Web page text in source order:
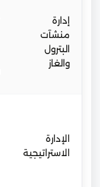
إدارة
منشآت
البترول
والغاز
الإدارة
الاستراتيجية